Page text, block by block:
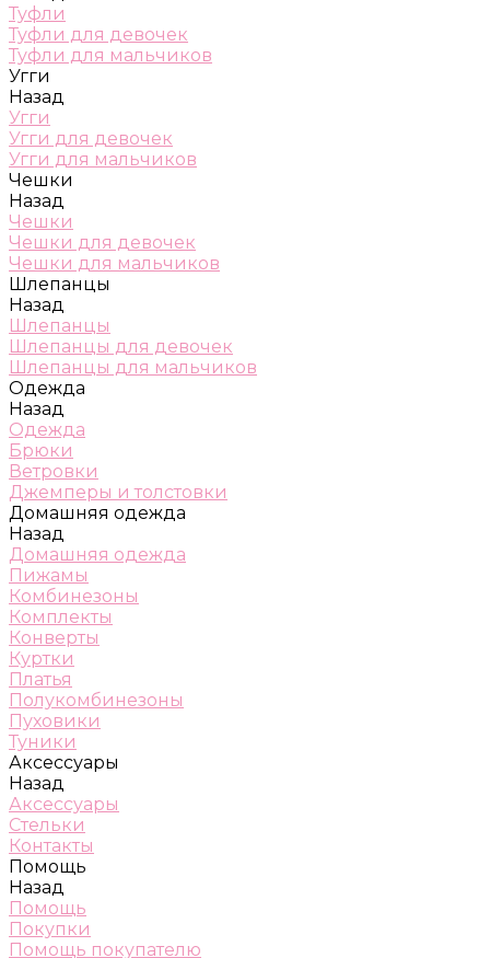
Туфли
Туфли для девочек
Туфли для мальчиков
Угги
Назад
Угги
Угги для девочек
Угги для мальчиков
Чешки
Назад
Чешки
Чешки для девочек
Чешки для мальчиков
Шлепанцы
Назад
Шлепанцы
Шлепанцы для девочек
Шлепанцы для мальчиков
Одежда
Назад
Одежда
Брюки
Ветровки
Джемперы и толстовки
Домашняя одежда
Назад
Домашняя одежда
Пижамы
Комбинезоны
Комплекты
Конверты
Куртки
Платья
Полукомбинезоны
Пуховики
Туники
Аксессуары
Назад
Аксессуары
Стельки
Контакты
Помощь
Назад
Помощь
Покупки
Помощь покупателю